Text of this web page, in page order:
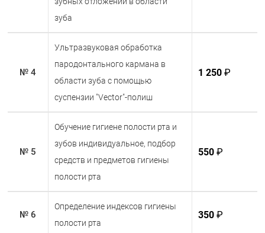
процедуру уже сегодня и позаботьтесь о своем
здоровье!
зуба
№ 4
Ультразвуковая обработка
пародонтального кармана в
области зуба с помощью
суспензии "Vector"-полиш
1 250₽
№ 5
Обучение гигиене полости рта и
зубов индивидуальное, подбор
средств и предметов гигиены
полости рта
550₽
№ 6
Определение индексов гигиены
полости рта
350₽